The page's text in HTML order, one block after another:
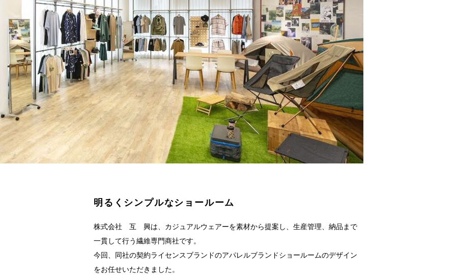
明るくシンプルなショールーム
株式会社 互 興は、カジュアルウェアーを素材から提案し、生産管理、納品まで
一貫して行う繊維専門商社です。
今回、同社の契約ライセンスブランドのアパレルブランドショールームのデザイン
をお任せいただきました。